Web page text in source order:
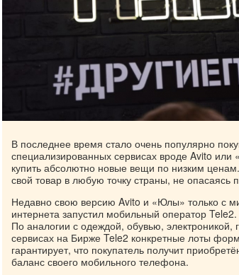
В последнее время стало очень популярно
специализированных сервисах вроде Avito
купить абсолютно новые вещи по низким
свой товар в любую точку страны, не опасаясь
Недавно свою версию Avito и «Юлы» только с
интернета запустил мобильный оператор
По аналогии с одеждой, обувью, электроникой,
сервисах на Бирже Tele2 конкретные лоты
гарантирует, что покупатель получит
баланс своего мобильного телефона.